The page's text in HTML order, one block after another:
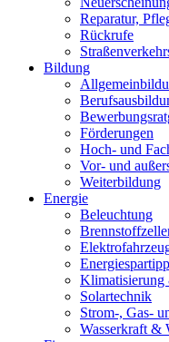
Reparatur,
Rückrufe
Bildung
Förderungen
Hoch- und
Vor- und
Weiterbildung
Energie
Beleuchtung
Solartechnik
Strom-, Gas-
Wasserkraft &